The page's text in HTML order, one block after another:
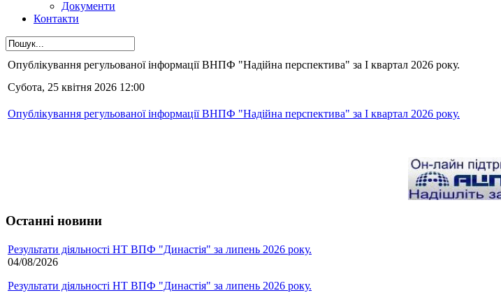
Документи
Контакти
Опублікування регульованої інформації ВНПФ "Надійна перспектива" за І квартал 2026 року.
Субота, 25 квітня 2026 12:00
Опублікування регульованої інформації ВНПФ "Надійна перспектива" за І квартал 2026 року.
Останні новини
Результати діяльності НТ ВПФ "Династія" за липень 2026 року.
04/08/2026
Результати діяльності НТ ВПФ "Династія" за липень 2026 року.